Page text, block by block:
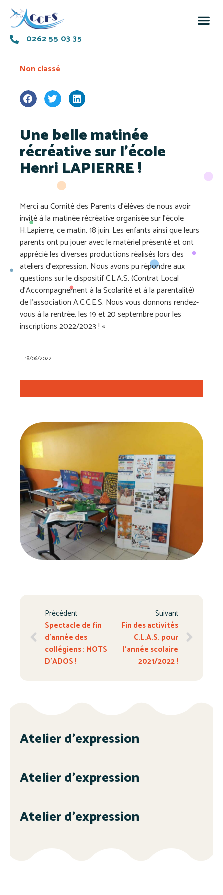
0262 55 03 35
Non classé
Une belle matinée
récréative sur l’école
Henri LAPIERRE !
Merci au Comité des Parents d’élèves de nous avoir
invité à la matinée récréative organisée sur l’école
H.Lapierre, ce matin, 18 juin. Les enfants ainsi que leurs
parents ont pu jouer avec le matériel présenté et ont
apprécié les diverses productions réalisés lors des
ateliers d’expression. Nous avons pu répondre aux
questions sur le dispositif C.L.A.S. (Contrat Local
d’Accompagnement à la Scolarité et à la parentalité)
de l’association A.C.C.E.S. Nous vous donnons rendez-
vous à la rentrée, les 19 et 20 septembre pour les
inscriptions 2022/2023 ! «
18/06/2022
Précédent
Spectacle de fin
d’année des
collégiens : MOTS
D’ADOS !
Suivant
Fin des activités
C.L.A.S. pour
l’année scolaire
2021/2022 !
Atelier d’expression
Atelier d’expression
Atelier d’expression